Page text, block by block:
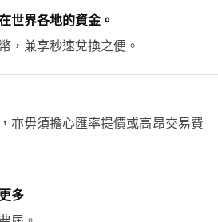
世界各地的資金。
，兼享秒速兌換之便。
亦毋須擔心匯率提價或高昂交易費
多